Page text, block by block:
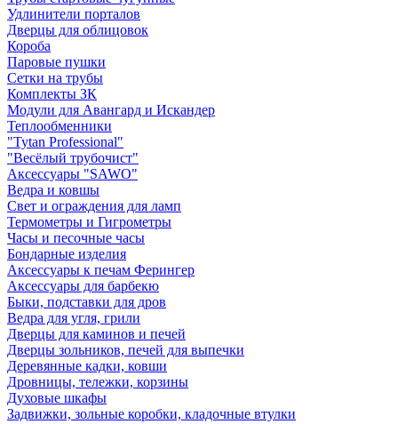
Удлинители порталов
Дверцы для облицовок
Короба
Паровые пушки
Сетки на трубы
Комплекты ЗК
Модули для Авангард и Искандер
Теплообменники
"Tytan Professional"
"Весёлый трубочист"
Аксессуары "SAWO"
Ведра и ковшы
Свет и ограждения для ламп
Термометры и Гигрометры
Часы и песочные часы
Бондарные изделия
Аксессуары к печам Ферингер
Аксессуары для барбекю
Быки, подставки для дров
Ведра для угля, грили
Дверцы для каминов и печей
Дверцы зольников, печей для выпечки
Деревянные кадки, ковши
Дровницы, тележки, корзины
Духовые шкафы
Задвижки, зольные коробки, кладочные втулки